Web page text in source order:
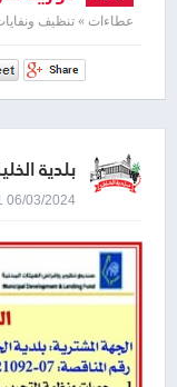
عطاءات » تنظيف
بلدية
06/03/2024 09:51 صباحاً